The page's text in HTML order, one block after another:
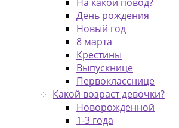
День рождения
Новый год
8 марта
Крестины
Выпускнице
Первокласснице
Какой возраст девочки?
Новорожденной
1-3 года